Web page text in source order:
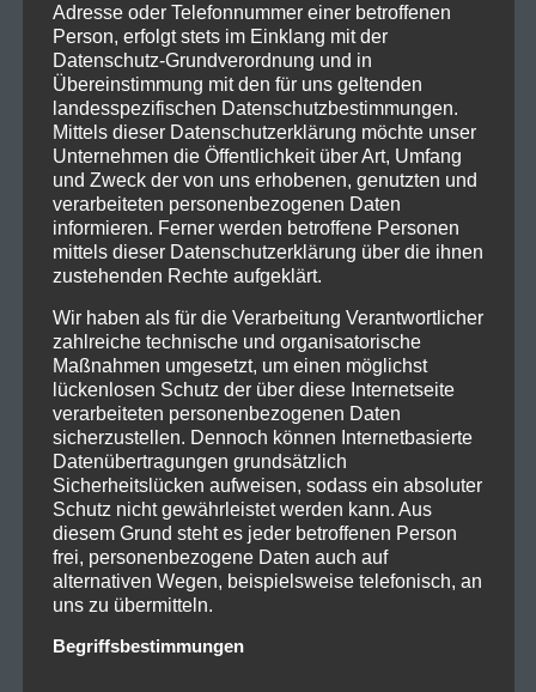
Adresse oder Telefonnummer einer betroffenen
Person, erfolgt stets im Einklang mit der
Datenschutz-Grundverordnung und in
Übereinstimmung mit den für uns geltenden
landesspezifischen Datenschutzbestimmungen.
Mittels dieser Datenschutzerklärung möchte unser
Unternehmen die Öffentlichkeit über Art, Umfang
und Zweck der von uns erhobenen, genutzten und
verarbeiteten personenbezogenen Daten
informieren. Ferner werden betroffene Personen
mittels dieser Datenschutzerklärung über die ihnen
zustehenden Rechte aufgeklärt.
Wir haben als für die Verarbeitung Verantwortlicher
zahlreiche technische und organisatorische
Maßnahmen umgesetzt, um einen möglichst
lückenlosen Schutz der über diese Internetseite
verarbeiteten personenbezogenen Daten
sicherzustellen. Dennoch können Internetbasierte
Datenübertragungen grundsätzlich
Sicherheitslücken aufweisen, sodass ein absoluter
Schutz nicht gewährleistet werden kann. Aus
diesem Grund steht es jeder betroffenen Person
frei, personenbezogene Daten auch auf
alternativen Wegen, beispielsweise telefonisch, an
uns zu übermitteln.
Begriffsbestimmungen